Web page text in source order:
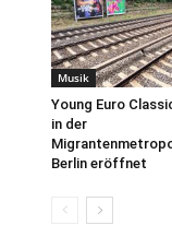
Musik
Young Euro
in der
Berlin eröffnet